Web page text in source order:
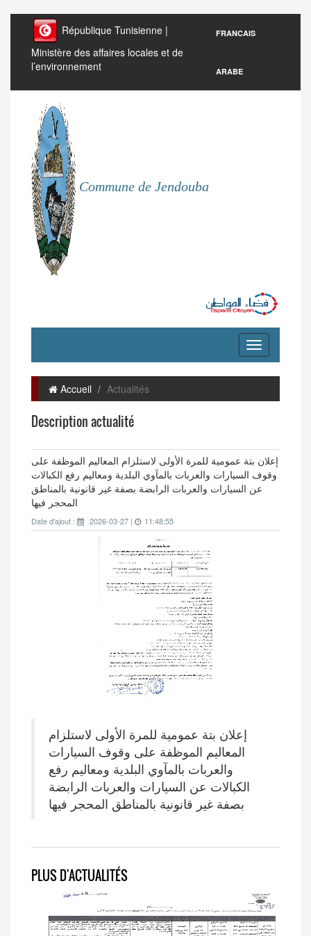
République Tunisienne |
Ministère des affaires locales et de
l’environnement
FRANCAIS
ARABE
Commune de Jendouba
Accueil Actualités
Description actualité
إعلان بتة عمومية للمرة الأولى لاستلزام المعاليم الموظفة على
وقوف السيارات والعربات بالمآوي البلدية ومعاليم رفع الكبالات
عن السيارات والعربات الرابضة بصفة غير قانونية بالمناطق
المحجر فيها
Date d'ajout : 2026-03-27 | 11:48:55
إعلان بتة عمومية للمرة الأولى لاستلزام
المعاليم الموظفة على وقوف السيارات
والعربات بالمآوي البلدية ومعاليم رفع
الكبالات عن السيارات والعربات الرابضة
بصفة غير قانونية بالمناطق المحجر فيها
PLUS D'ACTUALITÉS